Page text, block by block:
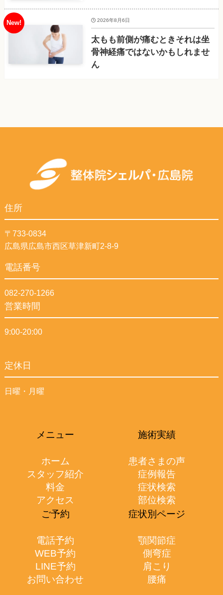
太もも前側が痛むときそれは坐
骨神経痛ではないかもしれませ
ん
2026年8月6日
住所
〒733-0834
広島県広島市西区草津新町2-8-9
電話番号
082-270-1266
営業時間
9:00-20:00
定休日
日曜・月曜
メニュー
ホーム
スタッフ紹介
料金
アクセス
施術実績
患者さまの声
症例報告
症状検索
部位検索
ご予約
電話予約
WEB予約
LINE予約
お問い合わせ
症状別ページ
顎関節症
側弯症
肩こり
腰痛